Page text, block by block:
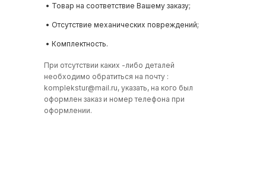
• Товар на соответствие Вашему заказу;
• Отсутствие механических повреждений;
• Комплектность.
При отсутствии каких -либо деталей
необходимо обратиться на почту :
komplekstur@mail.ru, указать, на кого был
оформлен заказ и номер телефона при
оформлении.